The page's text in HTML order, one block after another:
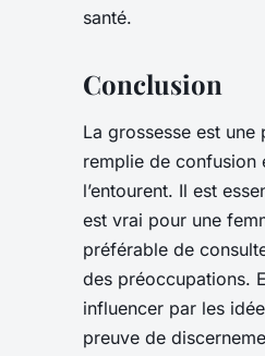
santé.
Conclusion
La grossesse est
remplie de confusion
l’entourent. Il est
est vrai pour une
préférable de
des préoccupations.
influencer par les
preuve de